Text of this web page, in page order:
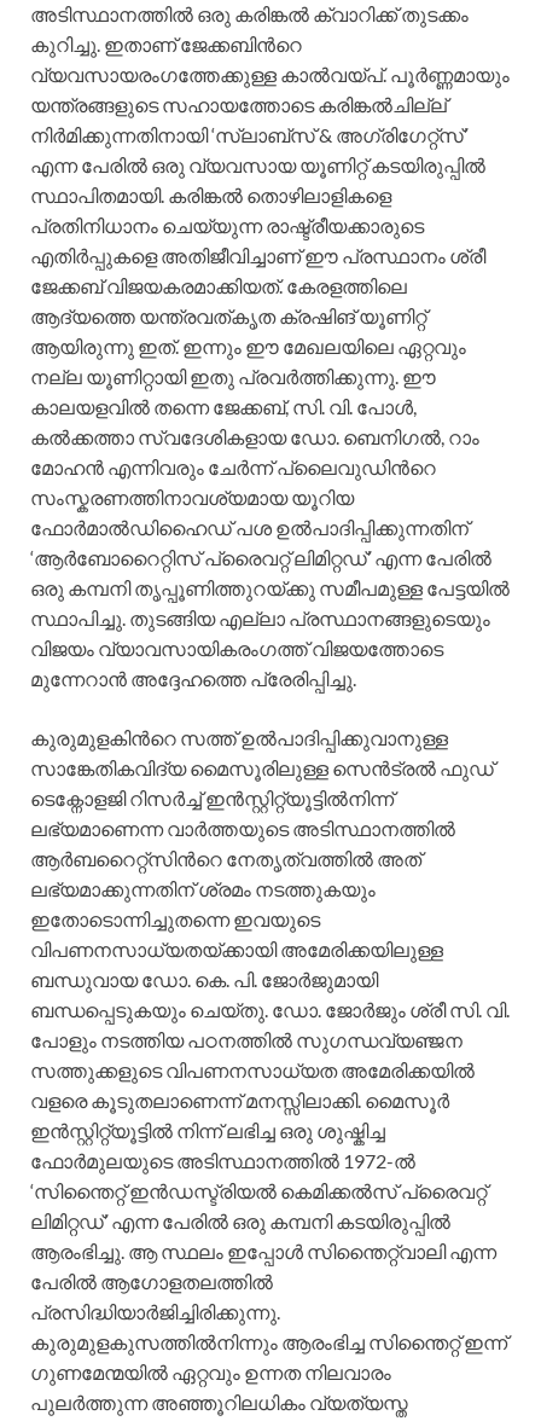
അടിസ്ഥാനത്തില്‍ ഒരു കരിങ്കല്‍ ക്വാറിക്ക് തുടക്കം
കുറിച്ചു. ഇതാണ് ജേക്കബിന്‍റെ
വ്യവസായരംഗത്തേക്കുള്ള കാല്‍വയ്പ്. പൂര്‍ണ്ണമായും
യന്ത്രങ്ങളുടെ സഹായത്തോടെ കരിങ്കല്‍ചില്ല്
നിര്‍മിക്കുന്നതിനായി ‘സ്ലാബ്സ് & അഗ്രിഗേറ്റ്സ്’
എന്ന പേരില്‍ ഒരു വ്യവസായ യൂണിറ്റ് കടയിരുപ്പില്‍
സ്ഥാപിതമായി. കരിങ്കല്‍ തൊഴിലാളികളെ
പ്രതിനിധാനം ചെയ്യുന്ന രാഷ്ട്രീയക്കാരുടെ
എതിര്‍പ്പുകളെ അതിജീവിച്ചാണ് ഈ പ്രസ്ഥാനം ശ്രീ
ജേക്കബ് വിജയകരമാക്കിയത്. കേരളത്തിലെ
ആദ്യത്തെ യന്ത്രവത്കൃത ക്രഷിങ് യൂണിറ്റ്
ആയിരുന്നു ഇത്. ഇന്നും ഈ മേഖലയിലെ ഏറ്റവും
നല്ല യൂണിറ്റായി ഇതു പ്രവര്‍ത്തിക്കുന്നു. ഈ
കാലയളവില്‍ തന്നെ ജേക്കബ്, സി. വി. പോള്‍,
കല്‍ക്കത്താ സ്വദേശികളായ ഡോ. ബെനിഗല്‍, റാം
മോഹന്‍ എന്നിവരും ചേര്‍ന്ന് പ്ലൈവുഡിന്‍റെ
സംസ്കരണത്തിനാവശ്യമായ യൂറിയ
ഫോര്‍മാല്‍ഡിഹൈഡ് പശ ഉല്‍പാദിപ്പിക്കുന്നതിന്
‘ആര്‍ബോറൈറ്റിസ് പ്രൈവറ്റ് ലിമിറ്റഡ്’ എന്ന പേരില്‍
ഒരു കമ്പനി തൃപ്പൂണിത്തുറയ്ക്കു സമീപമുള്ള പേട്ടയില്‍
സ്ഥാപിച്ചു. തുടങ്ങിയ എല്ലാ പ്രസ്ഥാനങ്ങളുടെയും
വിജയം വ്യാവസായികരംഗത്ത് വിജയത്തോടെ
മുന്നേറാന്‍ അദ്ദേഹത്തെ പ്രേരിപ്പിച്ചു.
കുരുമുളകിന്‍റെ സത്ത് ഉല്‍പാദിപ്പിക്കുവാനുള്ള
സാങ്കേതികവിദ്യ മൈസൂരിലുള്ള സെന്‍ട്രല്‍ ഫുഡ്
ടെക്നോളജി റിസര്‍ച്ച് ഇന്‍സ്റ്റിറ്റ്യൂട്ടില്‍നിന്ന്
ലഭ്യമാണെന്ന വാര്‍ത്തയുടെ അടിസ്ഥാനത്തില്‍
ആര്‍ബറൈറ്റ്സിന്‍റെ നേതൃത്വത്തില്‍ അത്
ലഭ്യമാക്കുന്നതിന് ശ്രമം നടത്തുകയും
ഇതോടൊന്നിച്ചുതന്നെ ഇവയുടെ
വിപണനസാധ്യതയ്ക്കായി അമേരിക്കയിലുള്ള
ബന്ധുവായ ഡോ. കെ. പി. ജോര്‍ജുമായി
ബന്ധപ്പെടുകയും ചെയ്തു. ഡോ. ജോര്‍ജും ശ്രീ സി. വി.
പോളും നടത്തിയ പഠനത്തില്‍ സുഗന്ധവ്യഞ്ജന
സത്തുക്കളുടെ വിപണനസാധ്യത അമേരിക്കയില്‍
വളരെ കൂടുതലാണെന്ന് മനസ്സിലാക്കി. മൈസൂര്‍
ഇന്‍സ്റ്റിറ്റ്യൂട്ടില്‍ നിന്ന് ലഭിച്ച ഒരു ശുഷ്കിച്ച
ഫോര്‍മുലയുടെ അടിസ്ഥാനത്തില്‍ 1972-ല്‍
‘സിന്തൈറ്റ് ഇന്‍ഡസ്ട്രിയല്‍ കെമിക്കല്‍സ് പ്രൈവറ്റ്
ലിമിറ്റഡ്’ എന്ന പേരില്‍ ഒരു കമ്പനി കടയിരുപ്പില്‍
ആരംഭിച്ചു. ആ സ്ഥലം ഇപ്പോള്‍ സിന്തൈറ്റ്വാലി എന്ന
പേരില്‍ ആഗോളതലത്തില്‍
പ്രസിദ്ധിയാര്‍ജിച്ചിരിക്കുന്നു.
കുരുമുളകുസത്തില്‍നിന്നും ആരംഭിച്ച സിന്തൈറ്റ് ഇന്ന്
ഗുണമേന്മയില്‍ ഏറ്റവും ഉന്നത നിലവാരം
പുലര്‍ത്തുന്ന അഞ്ഞൂറിലധികം വ്യത്യസ്ത